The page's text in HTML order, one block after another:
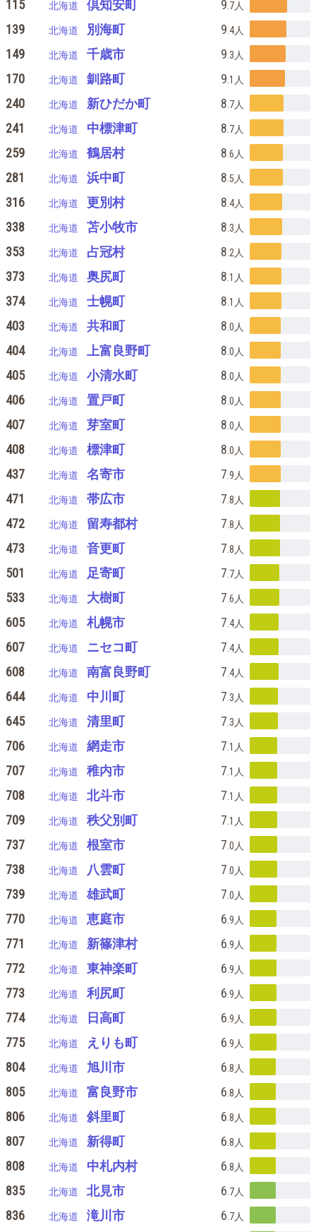
115 北海道 倶知安町 9 .7人
139 北海道 別海町 9 .4人
149 北海道 千歳市 9 .3 人
170 北海道 釧路町 9 .1 人
240 北海道 新ひだか町 8 .7人
241 北海道 中標津町 8 .7人
259 北海道 鶴居村 8 .6 人
281 北海道 浜中町 8 .5 人
316 北海道 更別村 8 .4人
338 北海道 苫小牧市 8 .3 人
353 北海道 占冠村 8 .2 人
373 北海道 奥尻町 8 .1 人
374 北海道 士幌町 8 .1 人
403 北海道 共和町 8 .0 人
404 北海道 上富良野町 8 .0 人
405 北海道 小清水町 8 .0 人
406 北海道 置戸町 8 .0 人
407 北海道 芽室町 8 .0 人
408 北海道 標津町 8 .0 人
437 北海道 名寄市 7 .9 人
471 北海道 帯広市 7 .8 人
472 北海道 留寿都村 7 .8 人
473 北海道 音更町 7 .8 人
501 北海道 足寄町 7 .7人
533 北海道 大樹町 7 .6 人
605 北海道 札幌市 7 .4人
607 北海道 ニセコ町 7 .4人
608 北海道 南富良野町 7 .4人
644 北海道 中川町 7 .3 人
645 北海道 清里町 7 .3 人
706 北海道 網走市 7 .1 人
707 北海道 稚内市 7 .1 人
708 北海道 北斗市 7 .1 人
709 北海道 秩父別町 7 .1 人
737 北海道 根室市 7 .0 人
738 北海道 八雲町 7 .0 人
739 北海道 雄武町 7 .0 人
770 北海道 恵庭市 6 .9 人
771 北海道 新篠津村 6 .9 人
772 北海道 東神楽町 6 .9 人
773 北海道 利尻町 6 .9 人
774 北海道 日高町 6 .9 人
775 北海道 えりも町 6 .9 人
804 北海道 旭川市 6 .8 人
805 北海道 富良野市 6 .8 人
806 北海道 斜里町 6 .8 人
807 北海道 新得町 6 .8 人
808 北海道 中札内村 6 .8 人
835 北海道 北見市 6 .7人
836 北海道 滝川市 6 .7人